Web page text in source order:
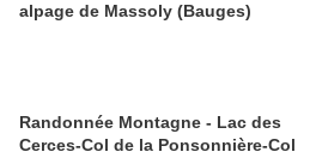
alpage de Massoly (Bauges)
Randonnée Montagne - Lac des
Cerces-Col de la Ponsonnière-Col